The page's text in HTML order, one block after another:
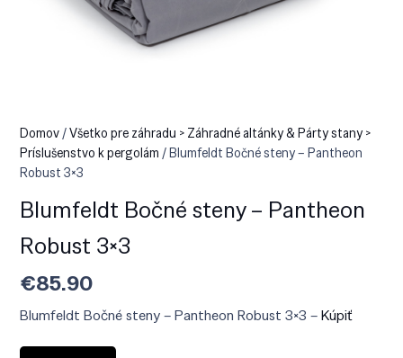
Domov/Všetko pre záhradu > Záhradné altánky & Párty stany >
Príslušenstvo k pergolám / Blumfeldt Bočné steny – Pantheon
Robust 3×3
Blumfeldt Bočné steny – Pantheon
Robust 3×3
€85.90
Blumfeldt Bočné steny – Pantheon Robust 3×3 –Kúpiť